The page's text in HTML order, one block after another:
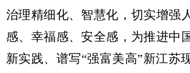
治理精细化、智慧化，切实增强
感、幸福感、安全感，为推进中
新实践、谱写“强富美高”新江苏